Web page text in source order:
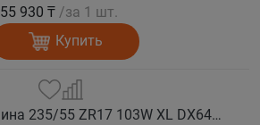
55 930 ₸ /за 1 шт.
Купить
DAVANTI Автошина 235/55 ZR17 103W XL DX640 RPR лето